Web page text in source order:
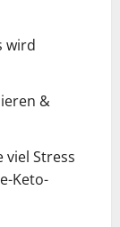
wird
&
viel Stress
Keto-